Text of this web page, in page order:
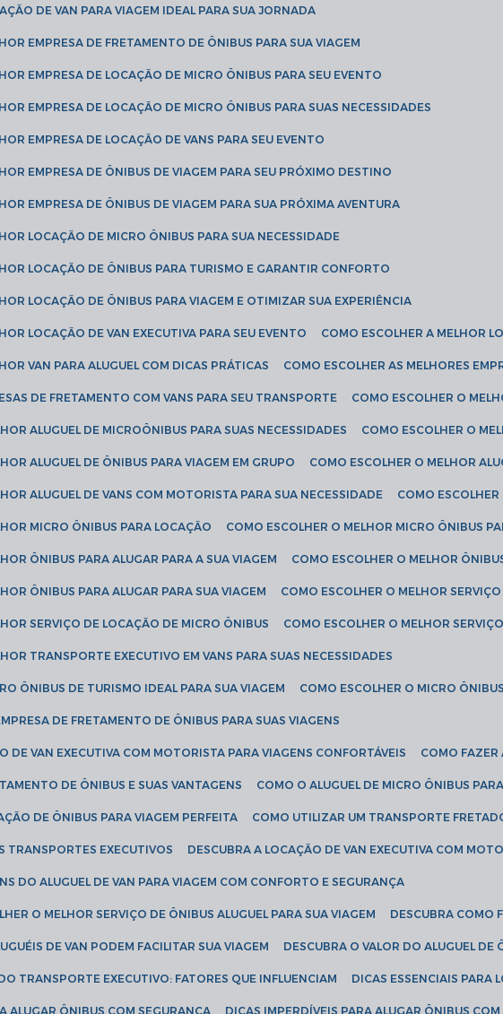
DE VAN PARA VIAGEM IDEAL PARA SUA JORNADA
EMPRESA DE FRETAMENTO DE ÔNIBUS PARA SUA VIAGEM
EMPRESA DE LOCAÇÃO DE MICRO ÔNIBUS PARA SEU EVENTO
EMPRESA DE LOCAÇÃO DE MICRO ÔNIBUS PARA SUAS NECESSIDADES
EMPRESA DE LOCAÇÃO DE VANS PARA SEU EVENTO
EMPRESA DE ÔNIBUS DE VIAGEM PARA SEU PRÓXIMO DESTINO
EMPRESA DE ÔNIBUS DE VIAGEM PARA SUA PRÓXIMA AVENTURA
LOCAÇÃO DE MICRO ÔNIBUS PARA SUA NECESSIDADE
LOCAÇÃO DE ÔNIBUS PARA TURISMO E GARANTIR CONFORTO
LOCAÇÃO DE ÔNIBUS PARA VIAGEM E OTIMIZAR SUA EXPERIÊNCIA
LOCAÇÃO DE VAN EXECUTIVA PARA SEU EVENTO COMO ESCOLHER A MELHOR
VAN PARA ALUGUEL COM DICAS PRÁTICAS COMO ESCOLHER AS MELHORES
DE FRETAMENTO COM VANS PARA SEU TRANSPORTE COMO ESCOLHER O
ALUGUEL DE MICROÔNIBUS PARA SUAS NECESSIDADES COMO ESCOLHER O
ALUGUEL DE ÔNIBUS PARA VIAGEM EM GRUPO COMO ESCOLHER O MELHOR
ALUGUEL DE VANS COM MOTORISTA PARA SUA NECESSIDADE COMO
MICRO ÔNIBUS PARA LOCAÇÃO COMO ESCOLHER O MELHOR MICRO ÔNIBUS
ÔNIBUS PARA ALUGAR PARA A SUA VIAGEM COMO ESCOLHER O MELHOR
ÔNIBUS PARA ALUGAR PARA SUA VIAGEM COMO ESCOLHER O MELHOR
SERVIÇO DE LOCAÇÃO DE MICRO ÔNIBUS COMO ESCOLHER O MELHOR
TRANSPORTE EXECUTIVO EM VANS PARA SUAS NECESSIDADES
ÔNIBUS DE TURISMO IDEAL PARA SUA VIAGEM COMO ESCOLHER O MICRO
DE FRETAMENTO DE ÔNIBUS PARA SUAS VIAGENS
DE VAN EXECUTIVA COM MOTORISTA PARA VIAGENS CONFORTÁVEIS COMO
DE ÔNIBUS E SUAS VANTAGENS COMO O ALUGUEL DE MICRO ÔNIBUS
DE ÔNIBUS PARA VIAGEM PERFEITA COMO UTILIZAR UM TRANSPORTE
TRANSPORTES EXECUTIVOS DESCUBRA A LOCAÇÃO DE VAN EXECUTIVA COM
DO ALUGUEL DE VAN PARA VIAGEM COM CONFORTO E SEGURANÇA
O MELHOR SERVIÇO DE ÔNIBUS ALUGUEL PARA SUA VIAGEM DESCUBRA
DE VAN PODEM FACILITAR SUA VIAGEM DESCUBRA O VALOR DO ALUGUEL
DO TRANSPORTE EXECUTIVO: FATORES QUE INFLUENCIAM DICAS ESSENCIAIS
ALUGAR ÔNIBUS COM SEGURANÇA DICAS IMPERDÍVEIS PARA ALUGAR ÔNIBUS COM